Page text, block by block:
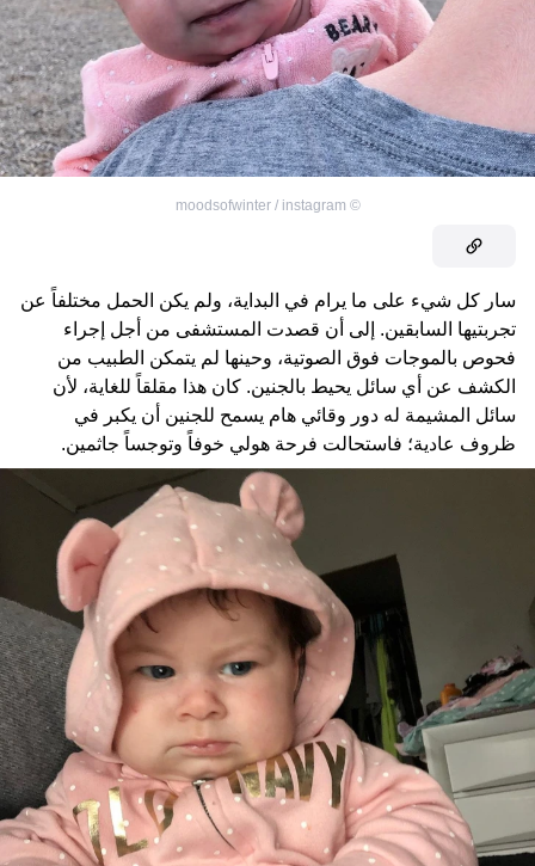
©
moodsofwinter / instagram
سار كل شيء على ما يرام في البداية، ولم يكن الحمل مختلفاً عن
تجربتيها السابقين. إلى أن قصدت المستشفى من أجل إجراء
فحوص بالموجات فوق الصوتية، وحينها لم يتمكن الطبيب من
الكشف عن أي سائل يحيط بالجنين. كان هذا مقلقاً للغاية، لأن
سائل المشيمة له دور وقائي هام يسمح للجنين أن يكبر في
ظروف عادية؛ فاستحالت فرحة هولي خوفاً وتوجساً جاثمين.